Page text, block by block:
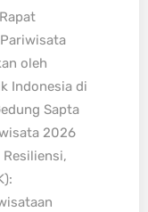
oleh
Indonesia di
Sapta
2026